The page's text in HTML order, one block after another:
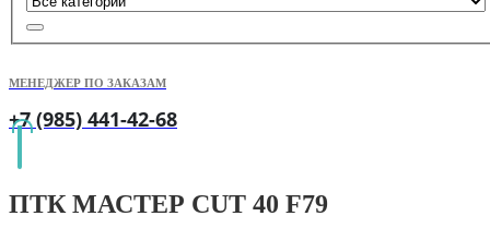
МЕНЕДЖЕР ПО ЗАКАЗАМ
+7 (985) 441-42-68
ПТК МАСТЕР CUT 40 F79